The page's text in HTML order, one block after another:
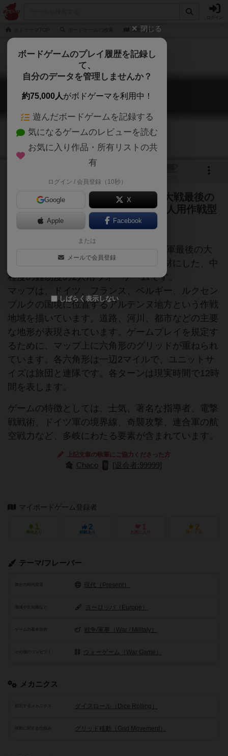
過酷な森
過酷な森
Bitter Woods
1944年12月に行われた第二次世界大戦最後の
ドイツ軍の大攻勢を題材にした、2人用作戦型
ウォーゲーム
本作は、1944年12月に行われたドイツ軍最後の大
規模攻勢、通称『バルジの戦い』を題材にした、中
程度の難易度の2人用ウォーゲームです。
マップは、ドイツ、フランス、ベルギー、ルクセン
ブルクの国境に位置するアルデンヌ地方という作戦
地域を描いています。道路、河川、都市などの主要
な地形が表現されています。ゲームプレイを規定す
るために、マップ上に六角形のグリッドが重ねられ
ています。各六角形は一辺2マイルで、ユニットサ
イズは旅団と連隊です。各ターンは現実時間で12時
間を表します。
ゲームの特徴としては、士気、著名な指導者、電撃
戦戦術、ドイツ軍の境界線、奇襲攻撃、連合軍の航
空戦力など、多岐にわたる要素が含まれています。
上記文章の執筆にご協力くださった方
Chaco [退会者:99999]
マイボードゲーム登録者
1
興味あり
2
経験あり
1
お気に入り
2
持ってる
テーマ/フレーバー
舞台の時代背景 現代（Present）
地域や文化圏など ヨーロッパ（Europe）
ゲームの基本目的 戦争/軍事（War / Militaly）
その他のコンセプト ウォーゲーム（War Game）
メカニクス
頻出するメカニクス ダイスロール（Dice Rolling）
移動に関する仕組み グリッド移動（Grid Movement）
閉じる
ボードゲームのプレイ履歴を記録し
て、
自分のデータを管理しませんか？
約75,000人がボドゲーマを利用中！
遊んだボードゲームを記録する
気になるゲームのレビューを読む
お気に入り作品・所有リストの共
有
ログイン / 会員登録（10秒）
Google X
Apple Facebook
または
メールで会員登録
しばらく表示しない